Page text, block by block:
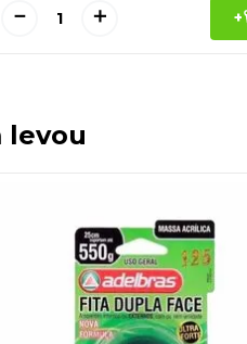
＋
－ +
levou